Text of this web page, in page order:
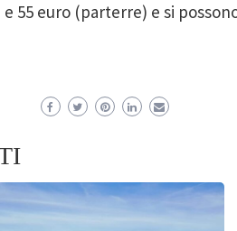
55 euro (parterre) e si